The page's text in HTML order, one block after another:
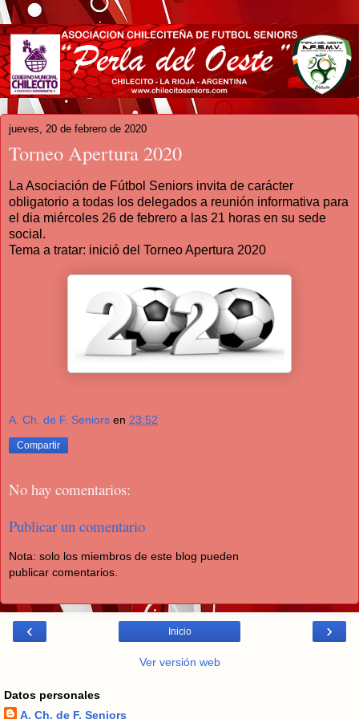
jueves, 20 de febrero de 2020
Torneo Apertura 2020
La Asociación de Fútbol Seniors invita de carácter
obligatorio a todas los delegados a reunión informativa para
el dia miércoles 26 de febrero a las 21 horas en su sede
social.
Tema a tratar: inició del Torneo Apertura 2020
A. Ch. de F. Seniors en 23:52
Compartir
No hay comentarios:
Publicar un comentario
Nota: solo los miembros de este blog pueden
publicar comentarios.
‹ ›
Inicio
Ver versión web
Datos personales
A. Ch. de F. Seniors